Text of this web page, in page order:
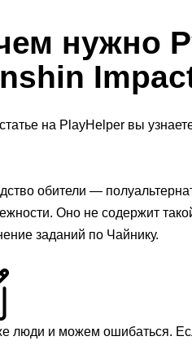
нужно
на PlayHelper вы
обители —
Оно не содержит
заданий по Чайнику.
люди и можем ошибаться.